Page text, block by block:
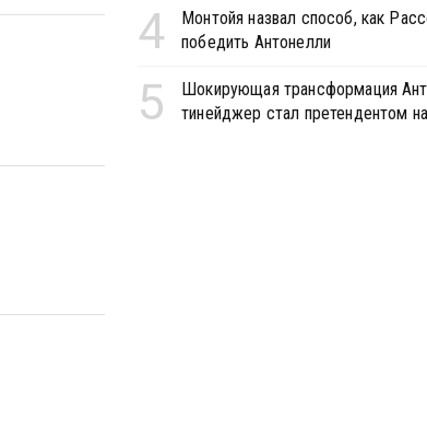
4
Монтойя назвал способ, как
победить Антонелли
5
Шокирующая трансформация
тинейджер стал претендентом